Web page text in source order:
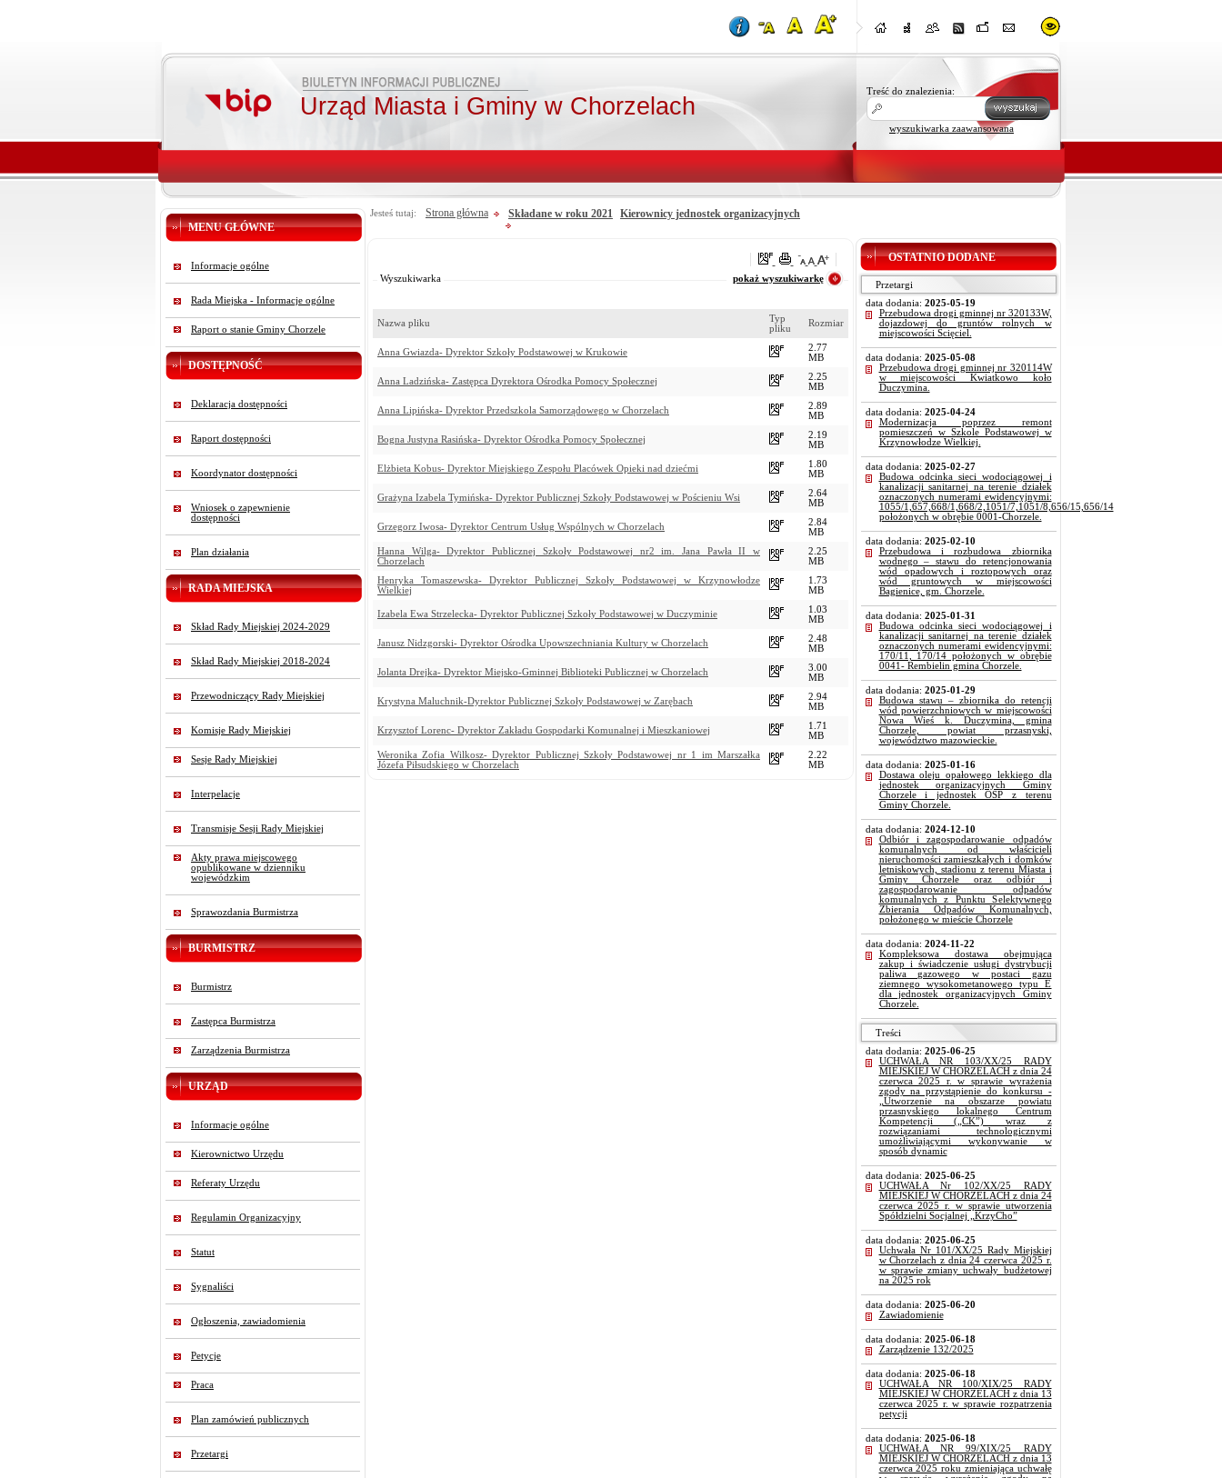
Urząd Miasta i Gminy w Chorzelach
Treść do znalezienia:
wyszukiwarka zaawansowana
MENU GŁÓWNE
Informacje ogólne
Rada Miejska - Informacje ogólne
Raport o stanie Gminy Chorzele
DOSTĘPNOŚĆ
Deklaracja dostępności
Raport dostępności
Koordynator dostępności
Wniosek o zapewnienie
dostępności
Plan działania
RADA MIEJSKA
Skład Rady Miejskiej 2024-2029
Skład Rady Miejskiej 2018-2024
Przewodniczący Rady Miejskiej
Komisje Rady Miejskiej
Sesje Rady Miejskiej
Interpelacje
Transmisje Sesji Rady Miejskiej
Akty prawa miejscowego
opublikowane w dzienniku
wojewódzkim
Sprawozdania Burmistrza
BURMISTRZ
Burmistrz
Zastępca Burmistrza
Zarządzenia Burmistrza
URZĄD
Informacje ogólne
Kierownictwo Urzędu
Referaty Urzędu
Regulamin Organizacyjny
Statut
Sygnaliści
Ogłoszenia, zawiadomienia
Petycje
Praca
Plan zamówień publicznych
Przetargi
Jesteś tutaj: Strona główna Składane w roku 2021 Kierownicy jednostek organizacyjnych
Wyszukiwarka pokaż wyszukiwarkę
Nazwa pliku
Typ
pliku
Rozmiar
Anna Gwiazda- Dyrektor Szkoły Podstawowej w Krukowie
2.77
MB
Anna Ladzińska- Zastępca Dyrektora Ośrodka Pomocy Społecznej
2.25
MB
Anna Lipińska- Dyrektor Przedszkola Samorządowego w Chorzelach
2.89
MB
Bogna Justyna Rasińska- Dyrektor Ośrodka Pomocy Społecznej
2.19
MB
Elżbieta Kobus- Dyrektor Miejskiego Zespołu Placówek Opieki nad dziećmi
1.80
MB
Grażyna Izabela Tymińska- Dyrektor Publicznej Szkoły Podstawowej w Pościeniu Wsi
2.64
MB
Grzegorz Iwosa- Dyrektor Centrum Usług Wspólnych w Chorzelach
2.84
MB
Hanna Wilga- Dyrektor Publicznej Szkoły Podstawowej nr2 im. Jana Pawła II w
Chorzelach
2.25
MB
Henryka Tomaszewska- Dyrektor Publicznej Szkoły Podstawowej w Krzynowłodze
Wielkiej
1.73
MB
Izabela Ewa Strzelecka- Dyrektor Publicznej Szkoły Podstawowej w Duczyminie
1.03
MB
Janusz Nidzgorski- Dyrektor Ośrodka Upowszechniania Kultury w Chorzelach
2.48
MB
Jolanta Drejka- Dyrektor Miejsko-Gminnej Biblioteki Publicznej w Chorzelach
3.00
MB
Krystyna Maluchnik-Dyrektor Publicznej Szkoły Podstawowej w Zarębach
2.94
MB
Krzysztof Lorenc- Dyrektor Zakładu Gospodarki Komunalnej i Mieszkaniowej
1.71
MB
Weronika Zofia Wilkosz- Dyrektor Publicznej Szkoły Podstawowej nr 1 im Marszałka
Józefa Piłsudskiego w Chorzelach
2.22
MB
OSTATNIO DODANE
Przetargi
data dodania: 2025-05-19
Przebudowa drogi gminnej nr 320133W,
dojazdowej do gruntów rolnych w
miejscowości Ścięciel.
data dodania: 2025-05-08
Przebudowa drogi gminnej nr 320114W
w miejscowości Kwiatkowo koło
Duczymina.
data dodania: 2025-04-24
Modernizacja poprzez remont
pomieszczeń w Szkole Podstawowej w
Krzynowłodze Wielkiej.
data dodania: 2025-02-27
Budowa odcinka sieci wodociągowej i
kanalizacji sanitarnej na terenie działek
oznaczonych numerami ewidencyjnymi:
1055/1,657,668/1,668/2,1051/7,1051/8,656/15,656/14
położonych w obrębie 0001-Chorzele.
data dodania: 2025-02-10
Przebudowa i rozbudowa zbiornika
wodnego – stawu do retencjonowania
wód opadowych i roztopowych oraz
wód gruntowych w miejscowości
Bagienice, gm. Chorzele.
data dodania: 2025-01-31
Budowa odcinka sieci wodociągowej i
kanalizacji sanitarnej na terenie działek
oznaczonych numerami ewidencyjnymi:
170/11, 170/14 położonych w obrębie
0041- Rembielin gmina Chorzele.
data dodania: 2025-01-29
Budowa stawu – zbiornika do retencji
wód powierzchniowych w miejscowości
Nowa Wieś k. Duczymina, gmina
Chorzele, powiat przasnyski,
województwo mazowieckie.
data dodania: 2025-01-16
Dostawa oleju opałowego lekkiego dla
jednostek organizacyjnych Gminy
Chorzele i jednostek OSP z terenu
Gminy Chorzele.
data dodania: 2024-12-10
Odbiór i zagospodarowanie odpadów
komunalnych od właścicieli
nieruchomości zamieszkałych i domków
letniskowych, stadionu z terenu Miasta i
Gminy Chorzele oraz odbiór i
zagospodarowanie odpadów
komunalnych z Punktu Selektywnego
Zbierania Odpadów Komunalnych,
położonego w mieście Chorzele
data dodania: 2024-11-22
Kompleksowa dostawa obejmująca
zakup i świadczenie usługi dystrybucji
paliwa gazowego w postaci gazu
ziemnego wysokometanowego typu E
dla jednostek organizacyjnych Gminy
Chorzele.
Treści
data dodania: 2025-06-25
UCHWAŁA NR 103/XX/25 RADY
MIEJSKIEJ W CHORZELACH z dnia 24
czerwca 2025 r. w sprawie wyrażenia
zgody na przystąpienie do konkursu -
„Utworzenie na obszarze powiatu
przasnyskiego lokalnego Centrum
Kompetencji („CK”) wraz z
rozwiązaniami technologicznymi
umożliwiającymi wykonywanie w
sposób dynamic
data dodania: 2025-06-25
UCHWAŁA Nr 102/XX/25 RADY
MIEJSKIEJ W CHORZELACH z dnia 24
czerwca 2025 r. w sprawie utworzenia
Spółdzielni Socjalnej „KrzyCho”
data dodania: 2025-06-25
Uchwała Nr 101/XX/25 Rady Miejskiej
w Chorzelach z dnia 24 czerwca 2025 r.
w sprawie zmiany uchwały budżetowej
na 2025 rok
data dodania: 2025-06-20
Zawiadomienie
data dodania: 2025-06-18
Zarządzenie 132/2025
data dodania: 2025-06-18
UCHWAŁA NR 100/XIX/25 RADY
MIEJSKIEJ W CHORZELACH z dnia 13
czerwca 2025 r. w sprawie rozpatrzenia
petycji
data dodania: 2025-06-18
UCHWAŁA NR 99/XIX/25 RADY
MIEJSKIEJ W CHORZELACH z dnia 13
czerwca 2025 roku zmieniająca uchwałę